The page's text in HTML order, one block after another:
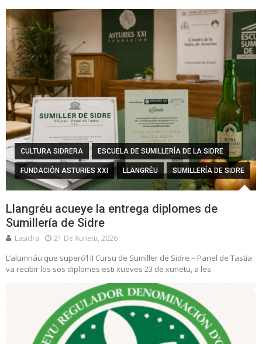
CULTURA SIDRERA ESCUELA DE SUMILLERÍA DE LA SIDRE
FUNDACIÓN ASTURIES XXI LLANGRÉU SUMILLERÍA DE SIDRE
Llangréu acueye la entrega diplomes de
Sumillería de Sidre
Lasidra 21 De Xunetu, 2026
L’alumnáu que superó’l II Cursu de Sumiller de Sidre – Panel de Tastia
va recibir los sos diplomes esti xueves 23 de xunetu, a les